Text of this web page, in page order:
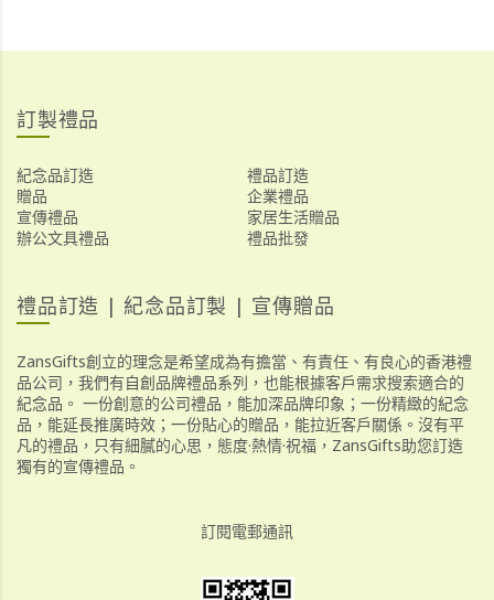
訂製禮品
紀念品訂造
禮品訂造
贈品
企業禮品
宣傳禮品
家居生活贈品
辦公文具禮品
禮品批發
禮品訂造 | 紀念品訂製 | 宣傳贈品
ZansGifts創立的理念是希望成為有擔當、有責任、有良心的香港禮
品公司，我們有自創品牌禮品系列，也能根據客戶需求搜索適合的
紀念品。 一份創意的公司禮品，能加深品牌印象；一份精緻的紀念
品，能延長推廣時效；一份貼心的贈品，能拉近客戶關係。沒有平
凡的禮品，只有細膩的心思，態度·熱情·祝福，ZansGifts助您訂造
獨有的宣傳禮品。
訂閱電郵通訊